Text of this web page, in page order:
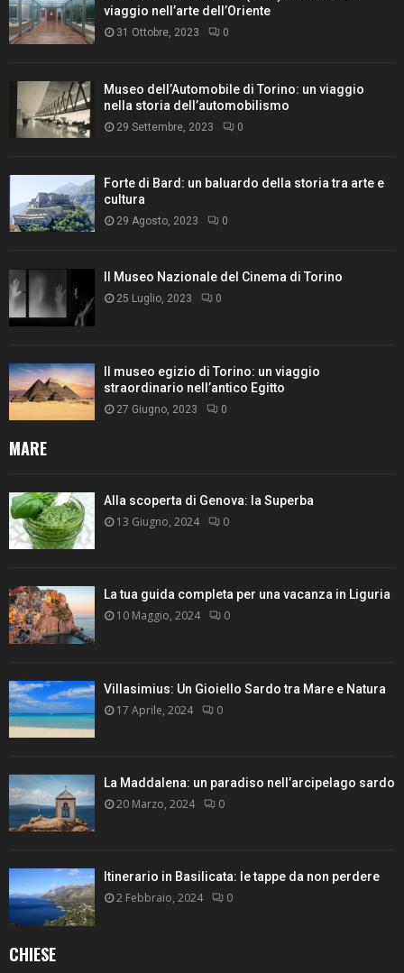
viaggio nell’arte dell’Oriente
31 Ottobre, 2023 0
Museo dell’Automobile di Torino: un viaggio
nella storia dell’automobilismo
29 Settembre, 2023 0
Forte di Bard: un baluardo della storia tra arte e
cultura
29 Agosto, 2023 0
Il Museo Nazionale del Cinema di Torino
25 Luglio, 2023 0
Il museo egizio di Torino: un viaggio
straordinario nell’antico Egitto
27 Giugno, 2023 0
MARE
Alla scoperta di Genova: la Superba
13 Giugno, 2024 0
La tua guida completa per una vacanza in Liguria
10 Maggio, 2024 0
Villasimius: Un Gioiello Sardo tra Mare e Natura
17 Aprile, 2024 0
La Maddalena: un paradiso nell’arcipelago sardo
20 Marzo, 2024 0
Itinerario in Basilicata: le tappe da non perdere
2 Febbraio, 2024 0
CHIESE